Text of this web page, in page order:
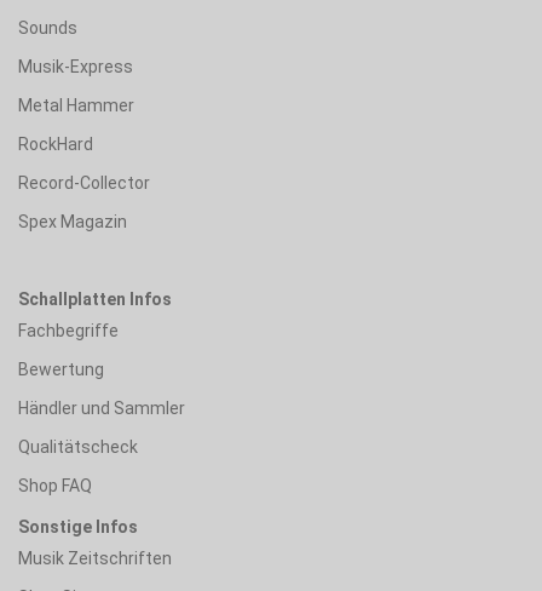
Sounds
Musik-Express
Metal Hammer
RockHard
Record-Collector
Spex Magazin
Schallplatten Infos
Fachbegriffe
Bewertung
Händler und Sammler
Qualitätscheck
Shop FAQ
Sonstige Infos
Musik Zeitschriften